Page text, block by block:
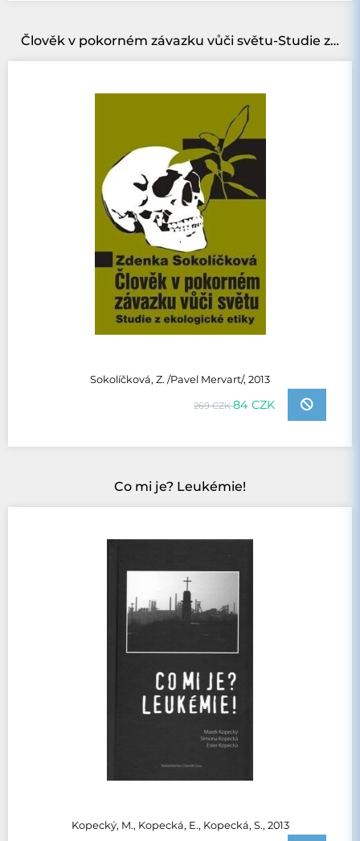
Člověk v pokorném závazku vůči světu-Studie z ekologické etiky
Sokolíčková, Z. /Pavel Mervart/, 2013
269 CZK84 CZK
Co mi je? Leukémie!
Kopecký, M., Kopecká, E., Kopecká, S., 2013